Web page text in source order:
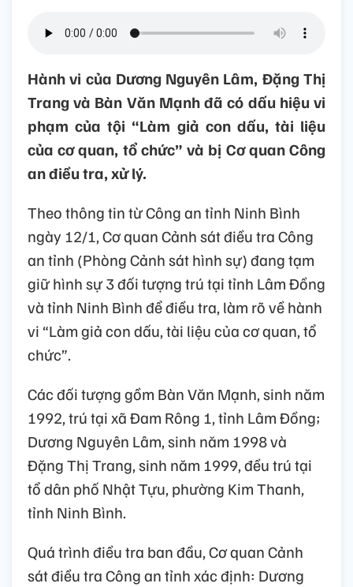
Hành vi của Dương Nguyên Lâm, Đặng Thị
Trang và Bàn Văn Mạnh đã có dấu hiệu vi
phạm của tội “Làm giả con dấu, tài liệu
của cơ quan, tổ chức” và bị Cơ quan Công
an điều tra, xử lý.
Theo thông tin từ Công an tỉnh Ninh Bình
ngày 12/1, Cơ quan Cảnh sát điều tra Công
an tỉnh (Phòng Cảnh sát hình sự) đang tạm
giữ hình sự 3 đối tượng trú tại tỉnh Lâm Đồng
và tỉnh Ninh Bình để điều tra, làm rõ về hành
vi “Làm giả con dấu, tài liệu của cơ quan, tổ
chức”.
Các đối tượng gồm Bàn Văn Mạnh, sinh năm
1992, trú tại xã Đam Rông 1, tỉnh Lâm Đồng;
Dương Nguyên Lâm, sinh năm 1998 và
Đặng Thị Trang, sinh năm 1999, đều trú tại
tổ dân phố Nhật Tựu, phường Kim Thanh,
tỉnh Ninh Bình.
Quá trình điều tra ban đầu, Cơ quan Cảnh
sát điều tra Công an tỉnh xác định: Dương